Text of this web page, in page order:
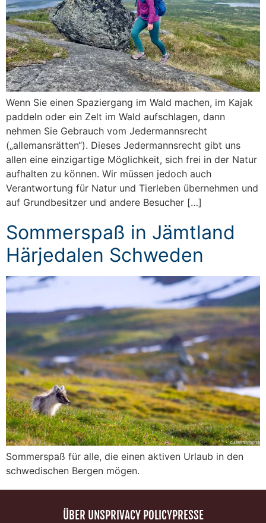
Wenn Sie einen Spaziergang im Wald machen, im Kajak
paddeln oder ein Zelt im Wald aufschlagen, dann
nehmen Sie Gebrauch vom Jedermannsrecht
(„allemansrätten“). Dieses Jedermannsrecht gibt uns
allen eine einzigartige Möglichkeit, sich frei in der Natur
aufhalten zu können. Wir müssen jedoch auch
Verantwortung für Natur und Tierleben übernehmen und
auf Grundbesitzer und andere Besucher […]
Sommerspaß in Jämtland
Härjedalen Schweden
Sommerspaß für alle, die einen aktiven Urlaub in den
schwedischen Bergen mögen.
ÜBER UNSPRIVACY POLICYPRESSE